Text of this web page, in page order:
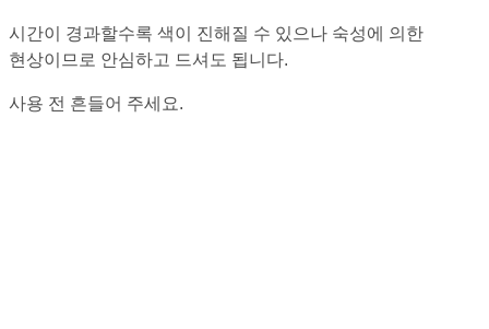
시간이 경과할수록 색이 진해질 수 있으나 숙성에 의한
현상이므로 안심하고 드셔도 됩니다.
사용 전 흔들어 주세요.